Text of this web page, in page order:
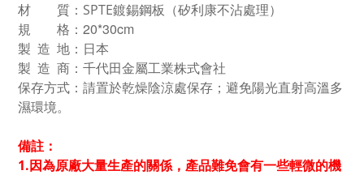
材 質：SPTE鍍錫鋼板（矽利康不沾處理）
規 格：20*30cm
製 造 地：日本
製 造 商：千代田金屬工業株式會社
保存方式：請置於乾燥陰涼處保存；避免陽光直射高溫多
濕環境。
備註：
1.因為原廠大量生產的關係，產品難免會有一些輕微的機